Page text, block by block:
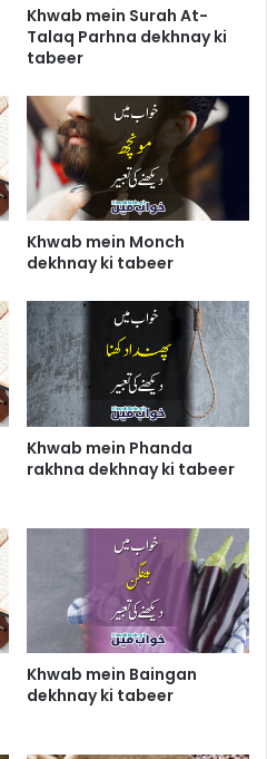
Khwab mein Surah At-
Talaq Parhna dekhnay ki
tabeer
Khwab mein Monch
dekhnay ki tabeer
Khwab mein Phanda
rakhna dekhnay ki tabeer
Khwab mein Baingan
dekhnay ki tabeer